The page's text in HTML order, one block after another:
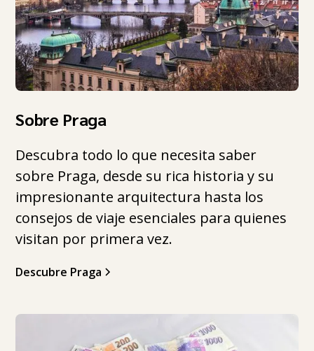
Sobre Praga
Descubra todo lo que necesita saber
sobre Praga, desde su rica historia y su
impresionante arquitectura hasta los
consejos de viaje esenciales para quienes
visitan por primera vez.
Descubre Praga